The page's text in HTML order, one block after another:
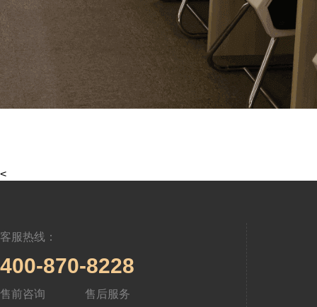
<
客服热线：
400-870-8228
售前咨询
售后服务